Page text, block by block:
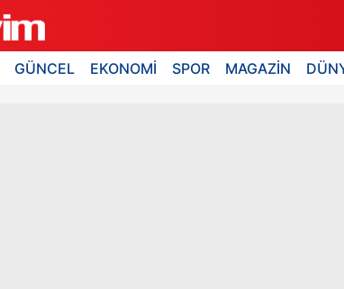
GÜNCEL EKONOMİ SPOR MAGAZİN